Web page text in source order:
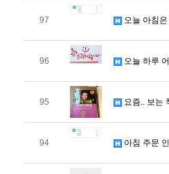
97 오늘 아침
96 오늘 하루
95 요즘.. 보는
94 아침 주문